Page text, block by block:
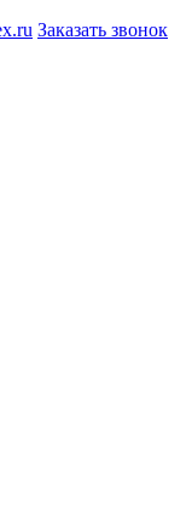
Заказать звонок